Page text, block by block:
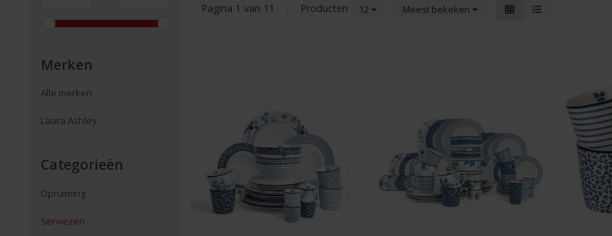
Merken
Alle merken
Laura Ashley
Categorieën
Opruiming
Serviezen
Pagina 1 van 11 Producten 12 Meest bekeken